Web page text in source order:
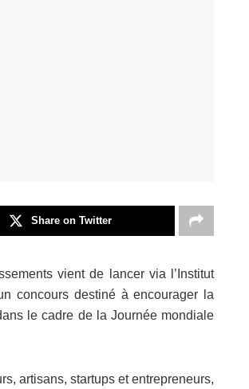
Share on Twitter
vient de lancer via l’Institut
concours destiné à encourager la
le cadre de la Journée mondiale
artisans, startups et entrepreneurs,